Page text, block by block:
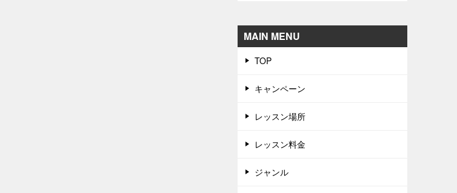
MAIN MENU
TOP
キャンペーン
レッスン場所
レッスン料金
ジャンル